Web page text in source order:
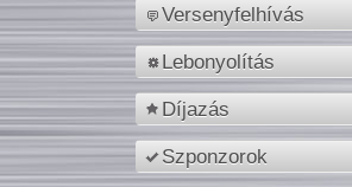
Versenyfelhívás
Lebonyolítás
Díjazás
Szponzorok